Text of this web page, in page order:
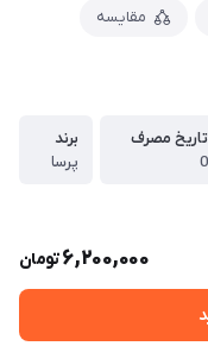
مقایسه
مصرف
برند
پرسا
6,200,000تومان